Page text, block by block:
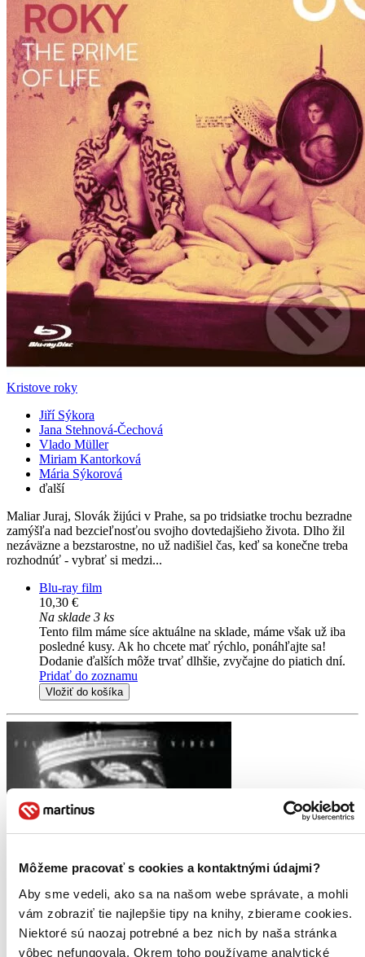
Môžeme pracovať s cookies a kontaktnými údajmi?
Aby sme vedeli, ako sa na našom webe správate, a mohli
vám zobraziť tie najlepšie tipy na knihy, zbierame cookies.
Niektoré sú naozaj potrebné a bez nich by naša stránka
vôbec nefungovala. Okrem toho používame analytické
Kristove roky
Jiří Sýkora
Jana Stehnová-Čechová
Vlado Müller
Miriam Kantorková
Mária Sýkorová
ďalší
Maliar Juraj, Slovák žijúci v Prahe, sa po tridsiatke trochu bezradne
zamýšľa nad bezcieľnosťou svojho dovtedajšieho života. Dlho žil
nezáväzne a bezstarostne, no už nadišiel čas, keď sa konečne treba
rozhodnúť - vybrať si medzi...
Blu-ray film
10,30 €
Na sklade 3 ks
Tento film máme síce aktuálne na sklade, máme však už iba
posledné kusy. Ak ho chcete mať rýchlo, ponáhľajte sa!
Dodanie ďalších môže trvať dlhšie, zvyčajne do piatich dní.
Pridať do zoznamu
Vložiť do košíka